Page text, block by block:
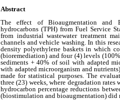
Abstract
The effect of Bioaugmentation and
hydrocarbons (TPH) from Fuel Service
from industrial wastewater treatment
channels and vehicle washing. In this
density polyethylene baskets in which
(bioremediation) and four (4) levels
sediments + 40% of soil with adapted
with adapted microorganism and
made for statistical purposes. The
three (23) weeks, where degradation
hydrocarbon percentage reductions
(biostimulation and bioaugmentation) did